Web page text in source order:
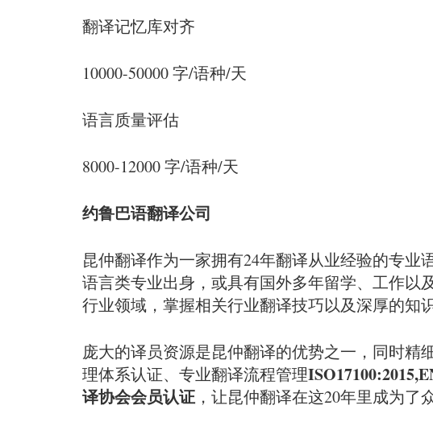
翻译记忆库对齐
10000-50000 字/语种/天
语言质量评估
8000-12000 字/语种/天
约鲁巴语翻译公司
昆仲翻译作为一家拥有24年翻译从业经验的专
语言类专业出身，或具有国外多年留学、工作以
行业领域，掌握相关行业翻译技巧以及深厚的知
庞大的译员资源是昆仲翻译的优势之一，同时精
理体系认证、专业翻译流程管理
译协会会员认证 ，让昆仲翻译在这20年里成为了